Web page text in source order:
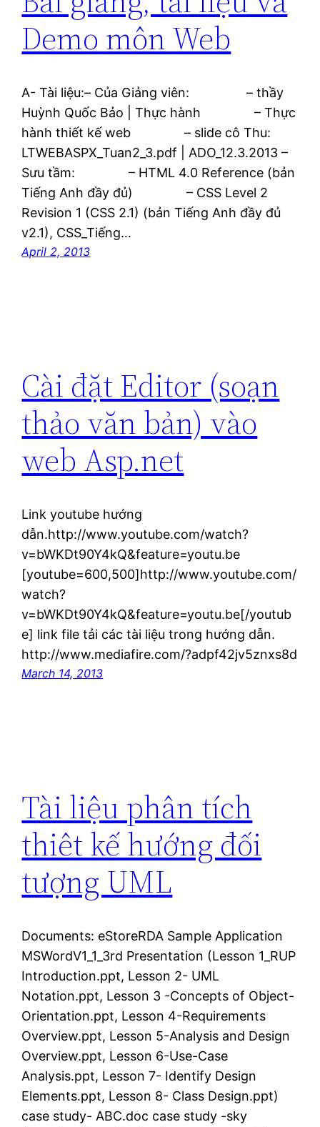
Demo môn Web
A- Tài liệu:– Của Giảng viên: – thầy
Huỳnh Quốc Bảo | Thực hành – Thực
hành thiết kế web – slide cô Thu:
LTWEBASPX_Tuan2_3.pdf | ADO_12.3.2013 –
Sưu tầm: – HTML 4.0 Reference (bản
Tiếng Anh đầy đủ) – CSS Level 2
Revision 1 (CSS 2.1) (bản Tiếng Anh đầy đủ
v2.1), CSS_Tiếng…
April 2, 2013
Cài đặt Editor (soạn
thảo văn bản) vào
web Asp.net
Link youtube hướng
dẫn.http://www.youtube.com/watch?
v=bWKDt90Y4kQ&feature=youtu.be
[youtube=600,500]http://www.youtube.com/
watch?
v=bWKDt90Y4kQ&feature=youtu.be[/youtub
e] link file tải các tài liệu trong hướng dẫn.
http://www.mediafire.com/?adpf42jv5znxs8d
March 14, 2013
Tài liệu phân tích
thiêt kế hướng đối
tượng UML
Documents: eStoreRDA Sample Application
MSWordV1_1_3rd Presentation (Lesson 1_RUP
Introduction.ppt, Lesson 2- UML
Notation.ppt, Lesson 3 -Concepts of Object-
Orientation.ppt, Lesson 4-Requirements
Overview.ppt, Lesson 5-Analysis and Design
Overview.ppt, Lesson 6-Use-Case
Analysis.ppt, Lesson 7- Identify Design
Elements.ppt, Lesson 8- Class Design.ppt)
case study- ABC.doc case study -sky